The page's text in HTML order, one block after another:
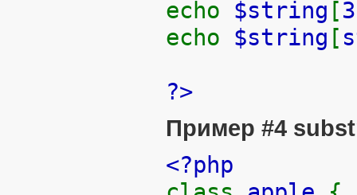
echo $string [3
echo $string [
?>
Пример #4
<?php